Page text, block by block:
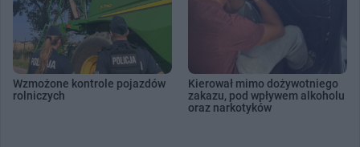
Wzmożone kontrole pojazdów
rolniczych
Kierował mimo dożywotniego
zakazu, pod wpływem alkoholu
oraz narkotyków